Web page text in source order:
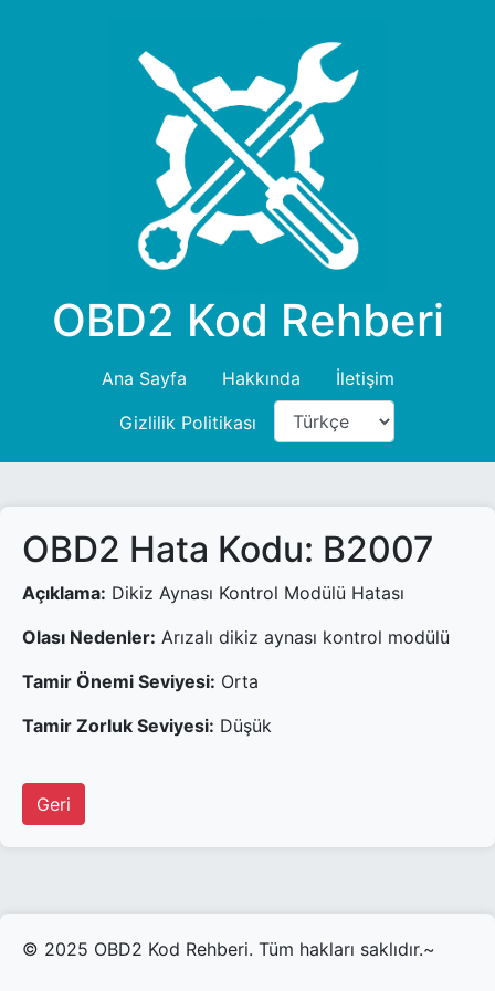
OBD2 Kod Rehberi
Ana Sayfa Hakkında
İletişim
Gizlilik Politikası
OBD2 Hata Kodu: B2007
Açıklama: Dikiz Aynası Kontrol Modülü Hatası
Olası Nedenler: Arızalı dikiz aynası kontrol modülü
Tamir Önemi Seviyesi: Orta
Tamir Zorluk Seviyesi: Düşük
Geri
© 2025 OBD2 Kod Rehberi. Tüm hakları saklıdır.~